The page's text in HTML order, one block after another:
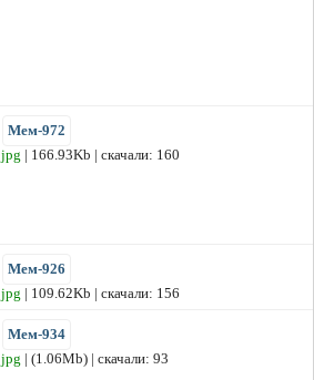
Мем-972
jpg | 166.93Kb | скачали: 160
Мем-926
jpg | 109.62Kb | скачали: 156
Мем-934
jpg | (1.06Mb) | скачали: 93